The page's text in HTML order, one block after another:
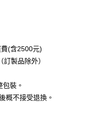
(含2500元)
製品除外）
裝。
概不接受退換。